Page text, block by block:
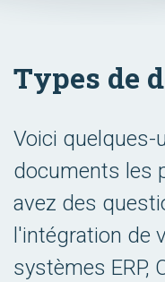
Types de
Voici quelques-
documents les
avez des
l'intégration de
systèmes ERP,